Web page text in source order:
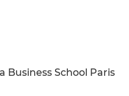
Business School Paris